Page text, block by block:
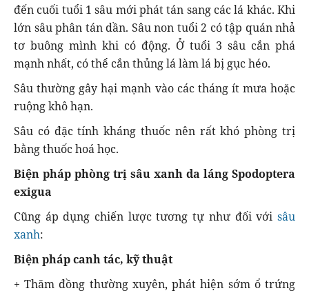
đến cuối tuổi 1 sâu mới phát tán sang các lá khác. Khi
lớn sâu phân tán dần. Sâu non tuổi 2 có tập quán nhả
tơ buông mình khi có động. Ở tuổi 3 sâu cắn phá
mạnh nhất, có thể cắn thủng lá làm lá bị gục héo.
Sâu thường gây hại mạnh vào các tháng ít mưa hoặc
ruộng khô hạn.
Sâu có đặc tính kháng thuốc nên rất khó phòng trị
bằng thuốc hoá học.
Biện pháp phòng trị sâu xanh da láng Spodoptera
exigua
Cũng áp dụng chiến lược tương tự như đối với sâu
xanh:
Biện pháp canh tác, kỹ thuật
+ Thăm đồng thường xuyên, phát hiện sớm ổ trứng